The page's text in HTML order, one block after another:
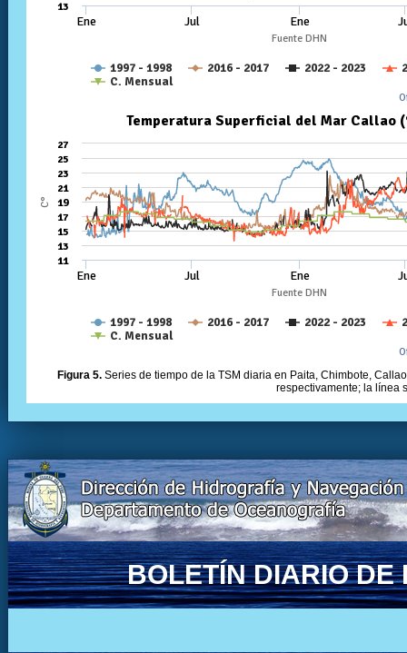
Figura 5. Series de tiempo de la TSM diaria en Paita, Chimbote,
respectivamente; la línea
BOLETÍN DIARIO DE